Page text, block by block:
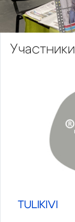
Участники
TULIKIVI